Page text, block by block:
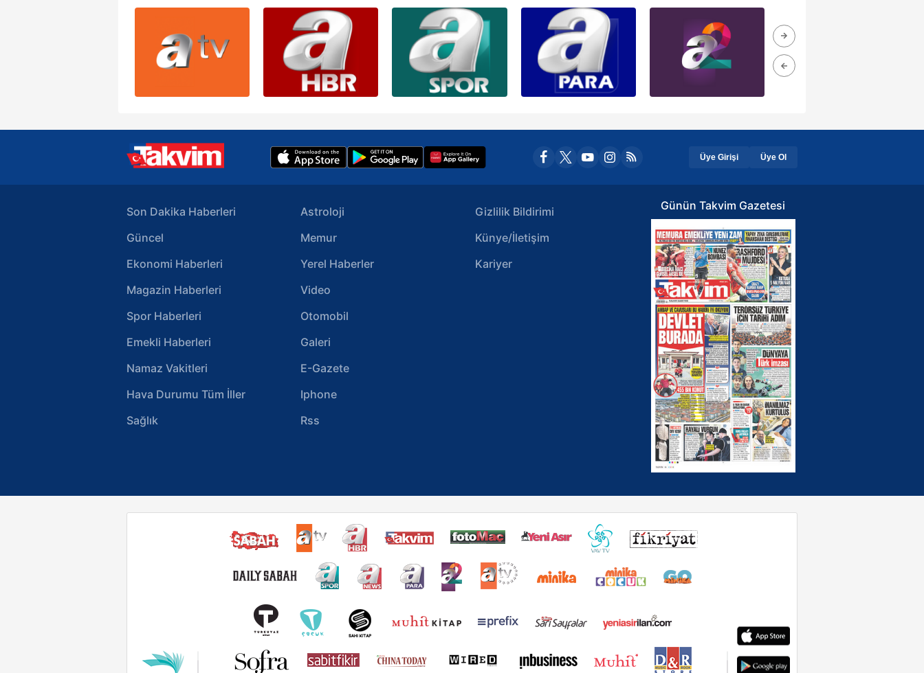
mevzuata uygun olarak kullanılan çerezlerle ilgili bilgi almak için lütfen
Üye Girişi Üye Ol
Son Dakika Haberleri
Güncel
Ekonomi Haberleri
Magazin Haberleri
Spor Haberleri
Emekli Haberleri
Namaz Vakitleri
Hava Durumu Tüm İller
Sağlık
Astroloji
Memur
Yerel Haberler
Video
Otomobil
Galeri
E-Gazete
Iphone
Rss
Gizlilik Bildirimi
Künye/İletişim
Kariyer
Günün Takvim Gazetesi